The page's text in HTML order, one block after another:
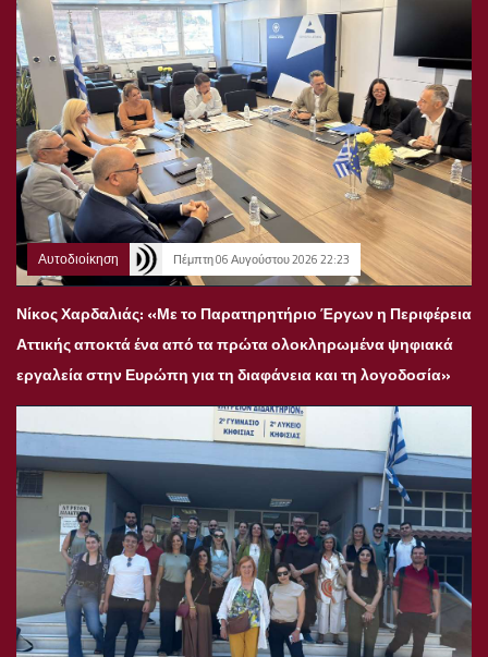
Αυτοδιοίκηση Πέμπτη 06 Αυγούστου 2026 22:23
Νίκος Χαρδαλιάς: «Με το Παρατηρητήριο Έργων η Περιφέρεια
Αττικής αποκτά ένα από τα πρώτα ολοκληρωμένα ψηφιακά
εργαλεία στην Ευρώπη για τη διαφάνεια και τη λογοδοσία»